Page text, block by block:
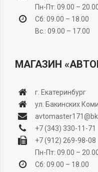
Пн-Пт: 09.00 –
Сб: 09.00 – 18.00
Вс.: 09.00 – 17.00
МАГАЗИН
г. Екатеринбург
ул. Бакинских
+7 (343) 330-11-71
+7 (912) 269-98-08
Пн-Пт: 09.00 –
Сб: 09.00 – 18.00